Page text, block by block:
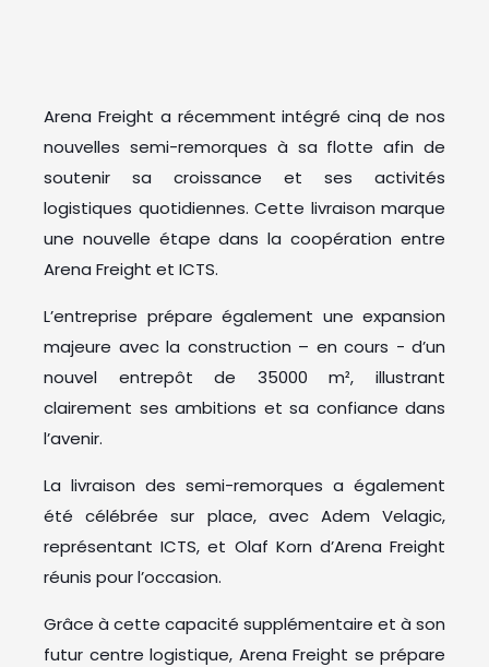
Arena Freight a récemment intégré cinq de nos
nouvelles semi-remorques à sa flotte afin de
soutenir sa croissance et ses activités
logistiques quotidiennes. Cette livraison marque
une nouvelle étape dans la coopération entre
Arena Freight et ICTS.
L’entreprise prépare également une expansion
majeure avec la construction – en cours - d’un
nouvel entrepôt de 35000 m², illustrant
clairement ses ambitions et sa confiance dans
l’avenir.
La livraison des semi-remorques a également
été célébrée sur place, avec Adem Velagic,
représentant ICTS, et Olaf Korn d’Arena Freight
réunis pour l’occasion.
Grâce à cette capacité supplémentaire et à son
futur centre logistique, Arena Freight se prépare